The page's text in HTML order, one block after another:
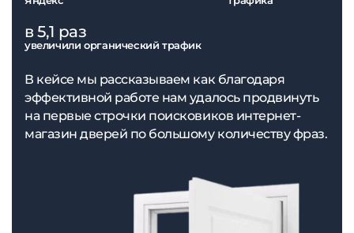
в 5,1 раз
увеличили органический трафик
В кейсе мы рассказываем как благодаря
эффективной работе нам удалось продвинуть
на первые строчки поисковиков интернет-
магазин дверей по большому количеству фраз.